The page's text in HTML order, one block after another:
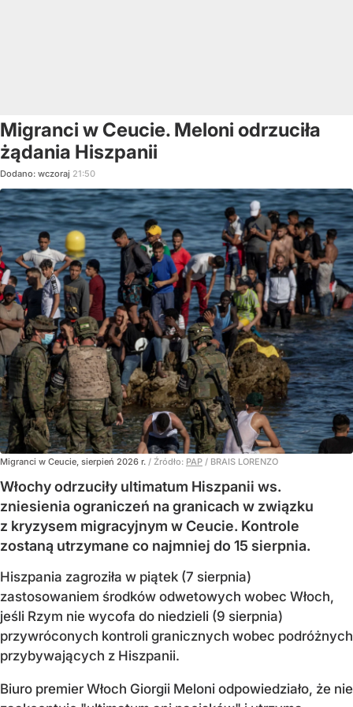
Migranci w Ceucie. Meloni odrzuciła
żądania Hiszpanii
Dodano: wczoraj 21:50
Migranci w Ceucie, sierpień 2026 r. / Źródło: PAP / BRAIS LORENZO
Włochy odrzuciły ultimatum Hiszpanii ws.
zniesienia ograniczeń na granicach w związku
z kryzysem migracyjnym w Ceucie. Kontrole
zostaną utrzymane co najmniej do 15 sierpnia.
Hiszpania zagroziła w piątek (7 sierpnia)
zastosowaniem środków odwetowych wobec Włoch,
jeśli Rzym nie wycofa do niedzieli (9 sierpnia)
przywróconych kontroli granicznych wobec podróżnych
przybywających z Hiszpanii.
Biuro premier Włoch Giorgii Meloni odpowiedziało, że nie